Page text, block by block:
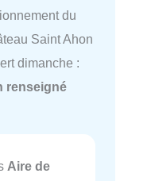
du
Saint Ahon
dimanche :
renseigné
Aire de